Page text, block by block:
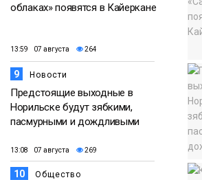
облаках» появятся в Кайеркане
13:59 07 августа 264
9 Новости
Предстоящие выходные в
Норильске будут зябкими,
пасмурными и дождливыми
13:08 07 августа 269
10 Общество